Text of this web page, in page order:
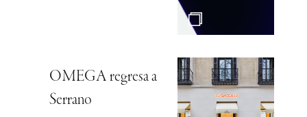
OMEGA regresa a
Serrano